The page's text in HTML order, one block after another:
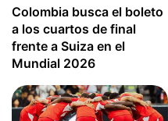
Colombia busca el boleto
a los cuartos de final
frente a Suiza en el
Mundial 2026